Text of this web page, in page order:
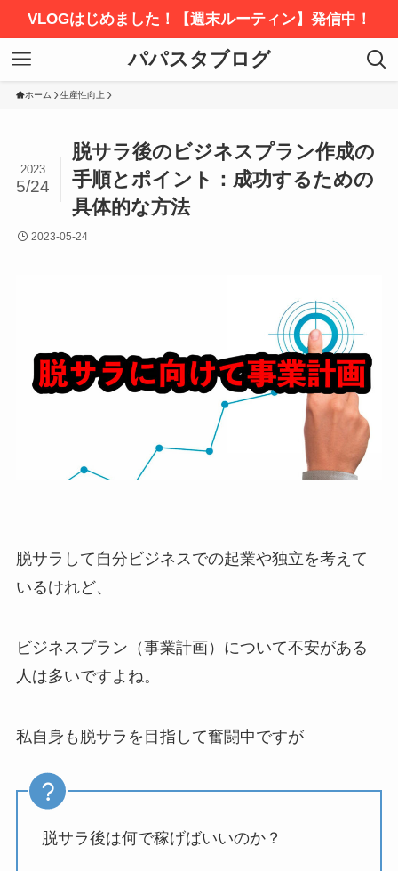
VLOGはじめました！【週末ルーティン】発信中！
パパスタブログ
ホーム 生産性向上
脱サラ後のビジネスプラン作成の
手順とポイント：成功するための
具体的な方法
2023
5/24
2023-05-24
脱サラして自分ビジネスでの起業や独立を考えて
いるけれど、
ビジネスプラン（事業計画）について不安がある
人は多いですよね。
私自身も脱サラを目指して奮闘中ですが
脱サラ後は何で稼げばいいのか？